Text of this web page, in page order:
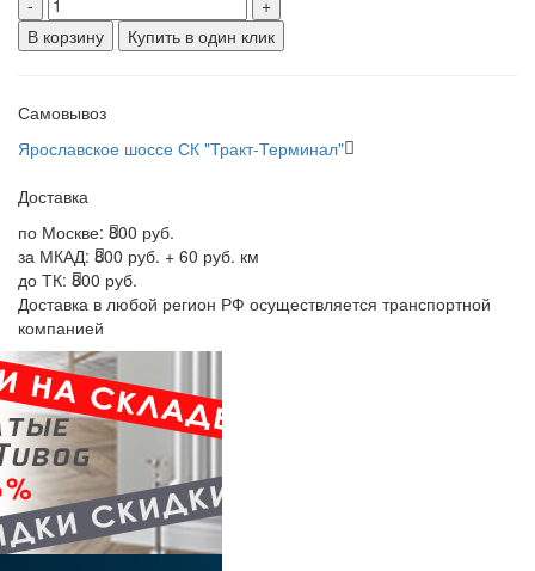
-
+
В корзину
Купить в один клик
Самовывоз
Ярославское шоссе СК "Тракт-Терминал"
Доставка
по Москве: 800 руб.
за МКАД: 800 руб. + 60 руб. км
до ТК: 800 руб.
Доставка в любой регион РФ осуществляется транспортной
компанией